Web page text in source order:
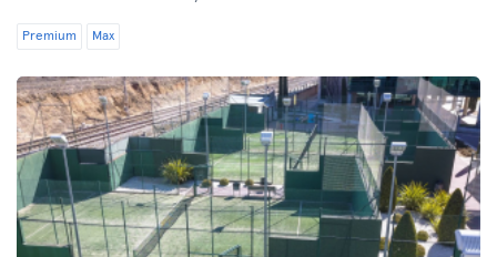
Premium Max